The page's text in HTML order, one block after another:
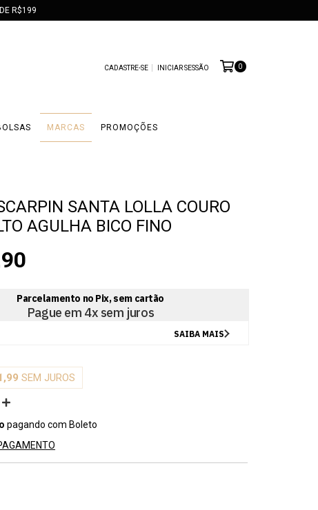
R$199
CADASTRE-SE INICIAR SESSÃO 0
MARCAS PROMOÇÕES
SANTA LOLLA COURO
AGULHA BICO FINO
SEM JUROS
pagando com Boleto